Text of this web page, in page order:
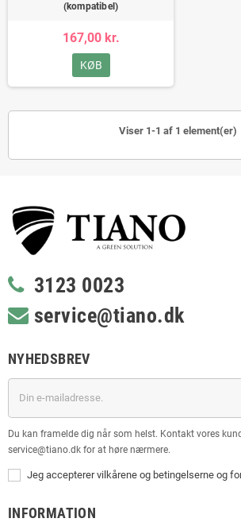
(kompatibel)
167,00 kr.
KØB
Viser 1-1 af 1 element(er)
3123 0023
service@tiano.dk
NYHEDSBREV
Du kan framelde dig når som helst. Kontakt vores
service@tiano.dk for at høre nærmere.
Jeg accepterer vilkårene og betingelserne og
INFORMATION